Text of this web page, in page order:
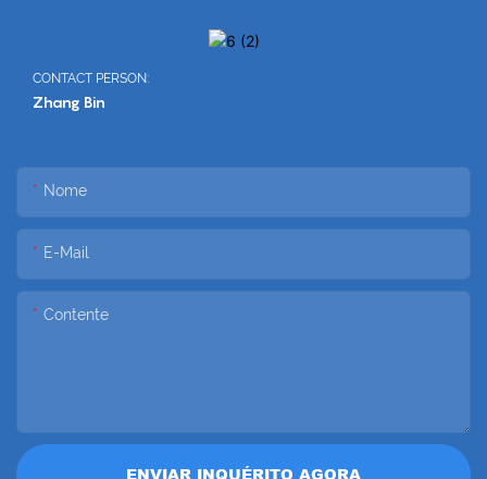
CONTACT PERSON:
Zhang Bin
Nome
E-Mail
Contente
ENVIAR INQUÉRITO AGORA